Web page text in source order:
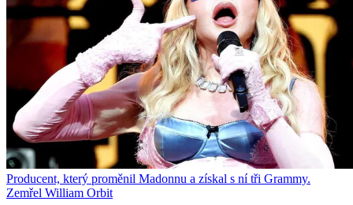
Producent, který proměnil Madonnu a získal s ní tři Grammy.
Zemřel William Orbit